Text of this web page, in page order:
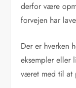
derfor være
forvejen har
Der er hverken
eksempler eller
været med til at